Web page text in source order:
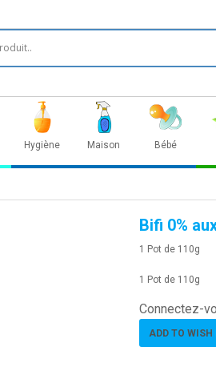
Hygiène Maison Bébé
Bifi 0%
1 Pot de 110g
1 Pot de 110g
Connectez-
ADD TO WISH